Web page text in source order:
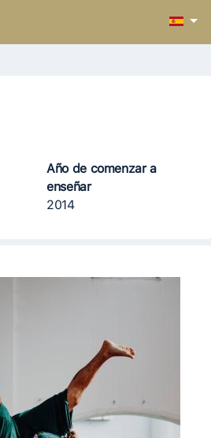
Año de comenzar a
enseñar
2014